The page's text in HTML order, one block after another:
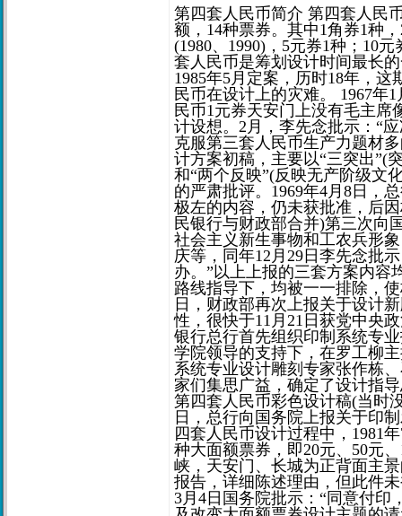
第四套人民币简介 第四套人民
额，14种票券。其中1角券1种
(1980、1990)，5元券1种；10
套人民币是筹划设计时间最长
1985年5月定案，历时18年，
民币在设计上的灾难。 1967年
民币1元券天安门上没有毛主
计设想。2月，李先念批示：“
克服第三套人民币生产力题材
计方案初稿，主要以“三突出”(
和“两个反映”(反映无产阶级文
的严肃批评。1969年4月8日，
极左的内容，仍未获批准，后
民银行与财政部合并)第三次向
社会主义新生事物和工农兵形
庆等，同年12月29日李先念批
办。”以上上报的三套方案内容
路线指导下，均被一一排除，
日，财政部再次上报关于设计
性，很快于11月21日获党中央
银行总行首先组织印制系统专
学院领导的支持下，在罗工柳
系统专业设计雕刻专家张作栋
家们集思广益，确定了设计指
第四套人民币彩色设计稿(当时
日，总行向国务院上报关于印
四套人民币设计过程中，1981
种大面额票券，即20元、50元
峡，天安门、长城为正背面主
报告，详细陈述理由，但此件
3月4日国务院批示：“同意付印